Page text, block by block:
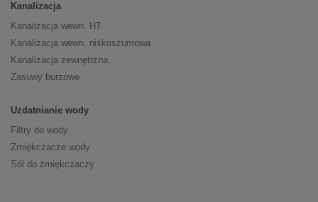
Kanalizacja
Kanalizacja wewn. HT
Kanalizacja wewn. niskoszumowa
Kanalizacja zewnętrzna
Zasuwy burzowe
Uzdatnianie wody
Filtry do wody
Zmiękczacze wody
Sól do zmiękczaczy